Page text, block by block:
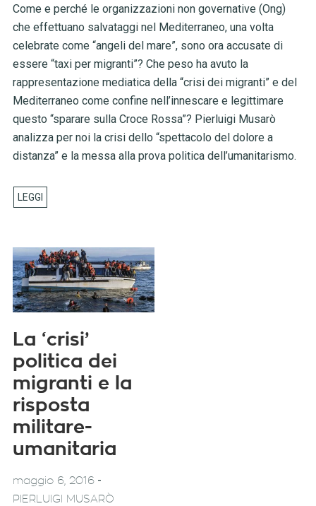
Come e perché le organizzazioni non governative (Ong)
che effettuano salvataggi nel Mediterraneo, una volta
celebrate come “angeli del mare”, sono ora accusate di
essere “taxi per migranti”? Che peso ha avuto la
rappresentazione mediatica della “crisi dei migranti” e del
Mediterraneo come confine nell’innescare e legittimare
questo “sparare sulla Croce Rossa”? Pierluigi Musarò
analizza per noi la crisi dello “spettacolo del dolore a
distanza” e la messa alla prova politica dell’umanitarismo.
La ‘crisi’
politica dei
migranti e la
risposta
militare-
umanitaria
maggio 6, 2016-
PIERLUIGI MUSARÒ